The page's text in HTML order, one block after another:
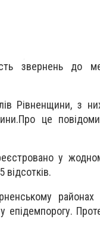
звернень до
Рівненщини, з
Про це
у
відсотків.
районах
епідемпорогу.